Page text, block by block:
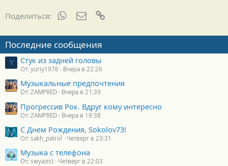
Поделиться: WhatsAppЭлектронная почта
Последние сообщения
Y Стук из задней головы
От: yuriy1976 Вчера в 22:26
Музыкальные предпочтения
От: ZAMPRED Вчера в 21:39
Прогрессив Рок. Вдруг кому интересно
От: ZAMPRED Вчера в 19:38
С Днем Рождения, Sokolov73!
От: sakh_patrol Четверг в 23:31
Музыка с телефона
От: swyazist Четверг в 22:03